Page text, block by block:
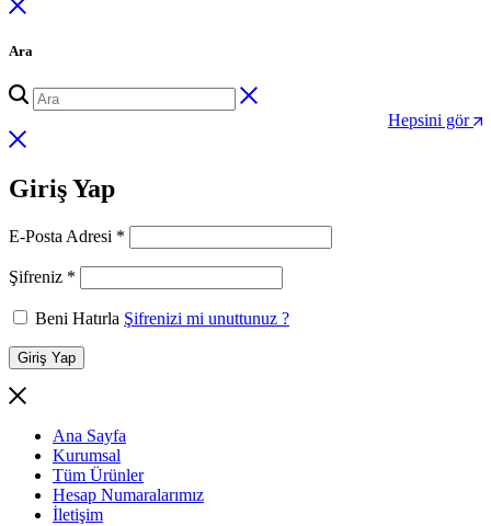
Ara
Hepsini gör
Giriş Yap
E-Posta Adresi *
Şifreniz *
Beni Hatırla Şifrenizi mi unuttunuz ?
Giriş Yap
Ana Sayfa
Kurumsal
Tüm Ürünler
Hesap Numaralarımız
İletişim